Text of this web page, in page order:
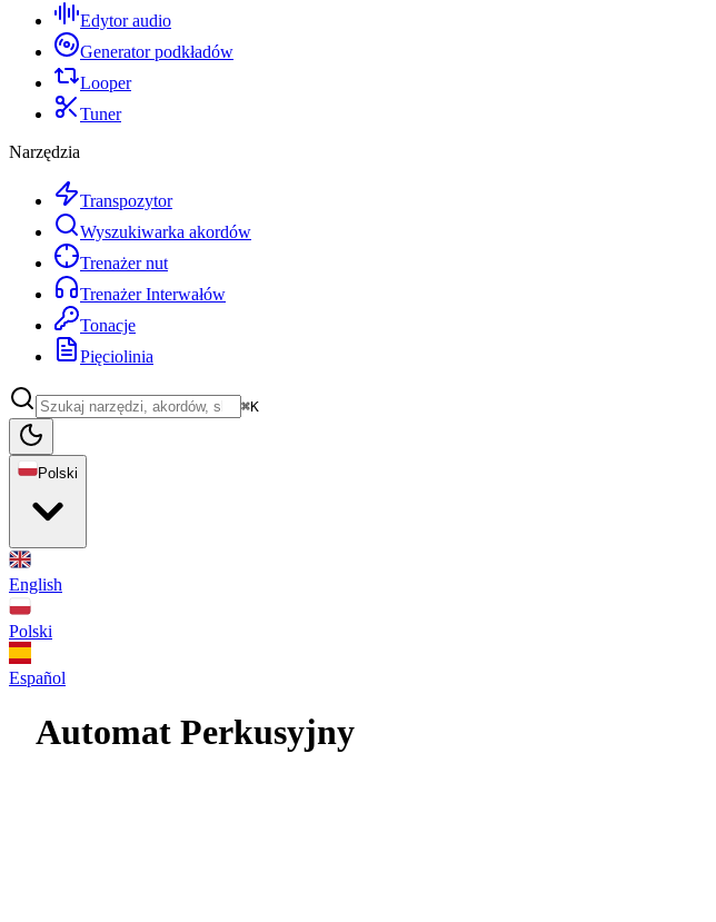
Edytor audio
Generator podkładów
Looper
Tuner
Narzędzia
Transpozytor
Wyszukiwarka akordów
Trenażer nut
Trenażer Interwałów
Tonacje
Pięciolinia
⌘K
Polski
English
Polski
Español
Automat Perkusyjny